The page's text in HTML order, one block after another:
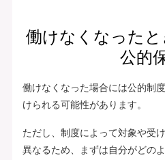
働けなくなった
公的
働けなくなった場合には公的制
けられる可能性があります。
ただし、制度によって対象や受
異なるため、まずは自分がどの